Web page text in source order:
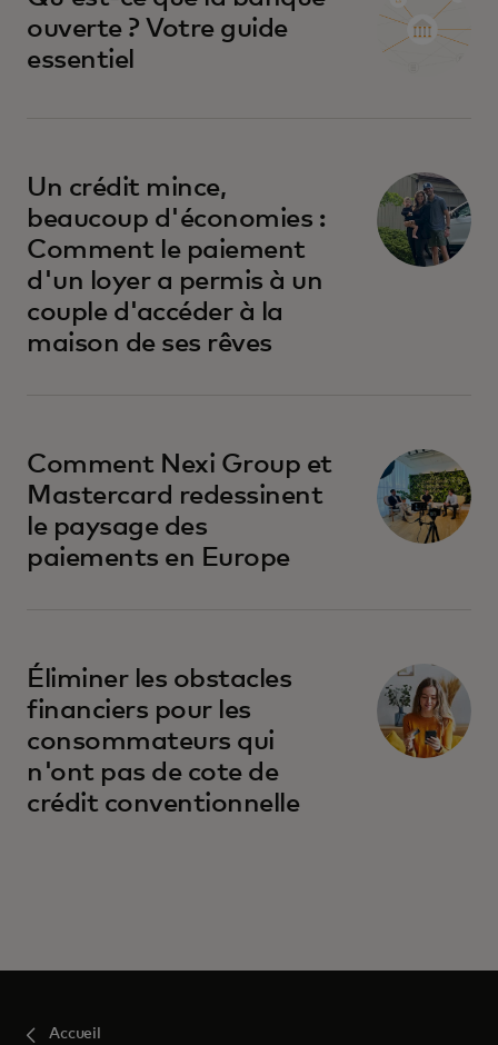
ouverte ? Votre guide
essentiel
Un crédit mince,
beaucoup d'économies :
Comment le paiement
d'un loyer a permis à un
couple d'accéder à la
maison de ses rêves
Comment Nexi Group et
Mastercard redessinent
le paysage des
paiements en Europe
Éliminer les obstacles
financiers pour les
consommateurs qui
n'ont pas de cote de
crédit conventionnelle
s’ouvre dans un nouvel onglet
Accueil